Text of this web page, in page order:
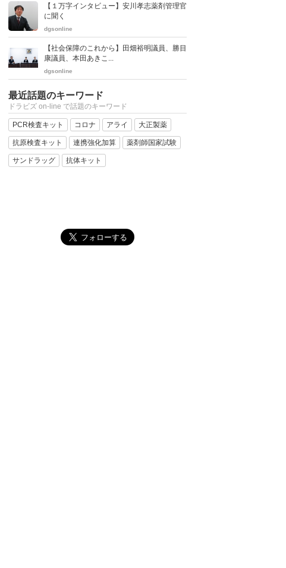
【１万字インタビュー】安川孝志薬剤管理官
に聞く
dgsonline
【社会保障のこれから】田畑裕明議員、勝目
康議員、本田あきこ...
dgsonline
最近話題のキーワード
ドラビズ on-line で話題のキーワード
PCR検査キット コロナ アライ 大正製薬
抗原検査キット 連携強化加算 薬剤師国家試験
サンドラッグ 抗体キット